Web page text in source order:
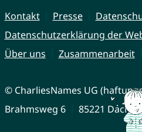
Kontakt Presse
Datenschutzerklärung der
Über uns
Zusammenarbeit
© CharliesNames UG
Brahmsweg 6
85221 Dachau